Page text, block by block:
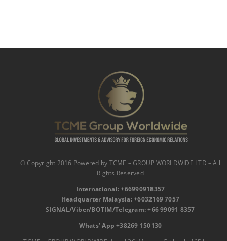
© Copyright 2016 Powered by TCME – GROUP WORLDWIDE LTD – All
Rights Reserved
International:‪+66990918357‬
Headquarter Malaysia: ‪+6032169 7057‬‬
SIGNAL/Viber/BOTIM/Telegram: ‪+66 99091 8357‬
Whats’ App +38269 150130‬